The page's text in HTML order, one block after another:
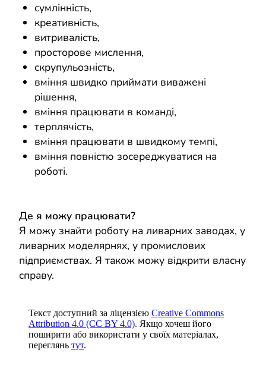
сумлінність,
креативність,
витривалість,
просторове мислення,
скрупульозність,
вміння швидко приймати виважені
рішення,
вміння працювати в команді,
терплячість,
вміння працювати в швидкому темпі,
вміння повністю зосереджуватися на
роботі.
Де я можу працювати?
Я можу знайти роботу на ливарних заводах, у
ливарних моделярнях, у промислових
підприємствах. Я також можу відкрити власну
справу.
Текст доступний за ліцензією Creative Commons
Attribution 4.0 (CC BY 4.0). Якщо хочеш його
поширити або використати у своїх матеріалах,
переглянь тут.